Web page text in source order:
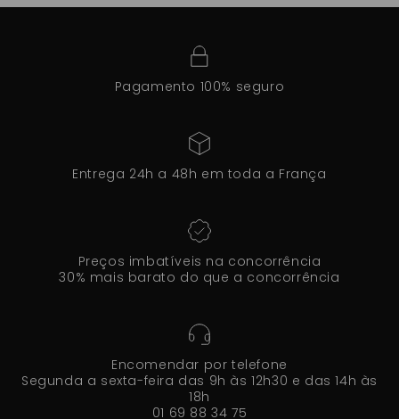
Pagamento 100% seguro
Entrega 24h a 48h em toda a França
Preços imbatíveis na concorrência
30% mais barato do que a concorrência
Encomendar por telefone
Segunda a sexta-feira das 9h às 12h30 e das 14h às
18h
01 69 88 34 75